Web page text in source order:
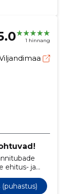
1 hinnang
ehitus- ja